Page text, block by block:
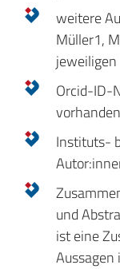
weitere
Müller1,
Orcid-ID-
Instituts-
und
ist eine
Aussagen